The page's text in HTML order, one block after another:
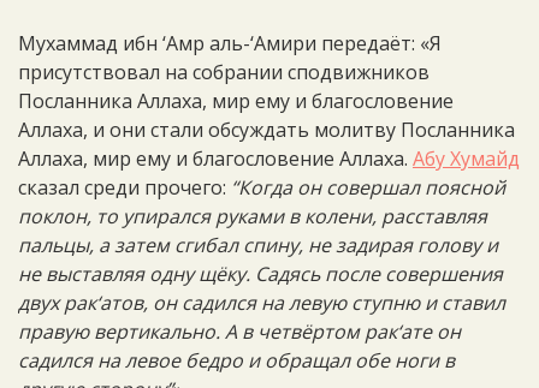
Мухаммад ибн ‘Амр аль-‘Амири передаёт: «Я
присутствовал на собрании сподвижников
Посланника Аллаха, мир ему и благословение
Аллаха, и они стали обсуждать молитву Посланника
Аллаха, мир ему и благословение Аллаха. Абу Хумайд
сказал среди прочего: “Когда он совершал поясной
поклон, то упирался руками в колени, расставляя
пальцы, а затем сгибал спину, не задирая голову и
не выставляя одну щёку. Садясь после совершения
двух рак‘атов, он садился на левую ступню и ставил
правую вертикально. А в четвёртом рак‘ате он
садился на левое бедро и обращал обе ноги в